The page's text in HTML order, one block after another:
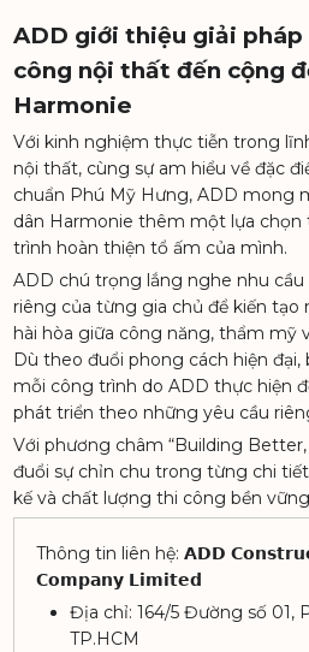
ADD giới thiệu giải
công nội thất đến cộng
Harmonie
Với kinh nghiệm thực tiễn trong
nội thất, cùng sự am hiểu về đặc
chuẩn Phú Mỹ Hưng, ADD mong
dân Harmonie thêm một lựa chọn
trình hoàn thiện tổ ấm của mình.
ADD chú trọng lắng nghe nhu
riêng của từng gia chủ để kiến
hài hòa giữa công năng, thẩm mỹ
Dù theo đuổi phong cách hiện đại,
mỗi công trình do ADD thực hiện
phát triển theo những yêu cầu
Với phương châm “Building
đuổi sự chỉn chu trong từng chi
kế và chất lượng thi công bền
Thông tin liên hệ: 𝗔𝗗𝗗
𝗖𝗼𝗺𝗽𝗮𝗻𝘆 𝗟𝗶𝗺𝗶𝘁𝗲𝗱
Địa chỉ: 164/5 Đường số 01,
TP.HCM